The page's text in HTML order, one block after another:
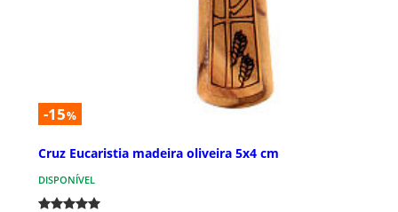
-15%
Cruz Eucaristia madeira oliveira 5x4 cm
DISPONÍVEL